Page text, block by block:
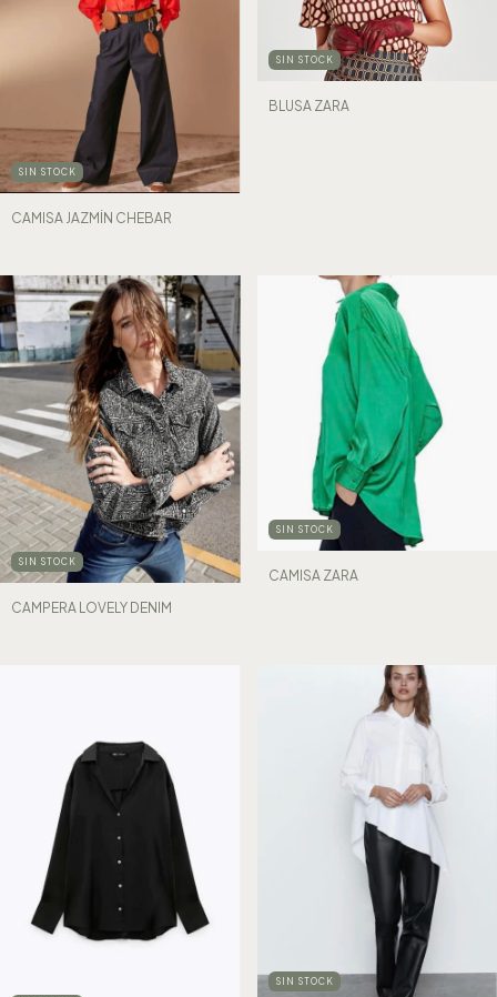
SIN STOCK
CAMISA JAZMÍN CHEBAR
SIN STOCK
BLUSA ZARA
SIN STOCK
CAMPERA LOVELY DENIM
SIN STOCK
CAMISA ZARA
SIN STOCK